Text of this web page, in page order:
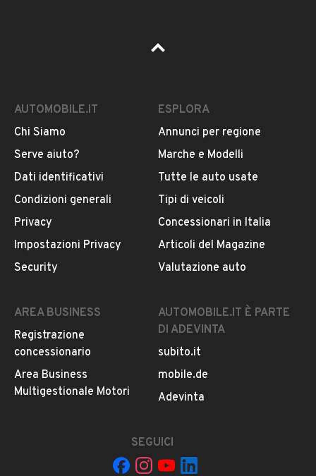
Pubblicità
DESCRIZIONE
Alfa Romeo Giulietta, in perfette condizioni selleria in
finanziamento, 12 mesi di garanzia
INFORMAZIONI VEICOLO
DATI BASE CONSUMI
Tipologia
AUTOMOBILE.IT
Chi Siamo
Serve aiuto?
Dati identificativi
Condizioni generali
Privacy
Impostazioni Privacy
Security
ESPLORA
Annunci per regione
Marche e Modelli
Tutte le auto usate
Tipi di veicoli
Concessionari in Italia
Articoli del Magazine
Valutazione auto
AREA BUSINESS
Registrazione
concessionario
Area Business
Multigestionale Motori
AUTOMOBILE.IT È PARTE
DI ADEVINTA
subito.it
mobile.de
Adevinta
SEGUICI